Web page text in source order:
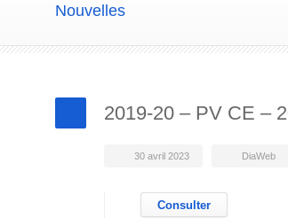
Nouvelles
2019-20 – PV CE –
30 avril 2023 DiaWeb
Consulter